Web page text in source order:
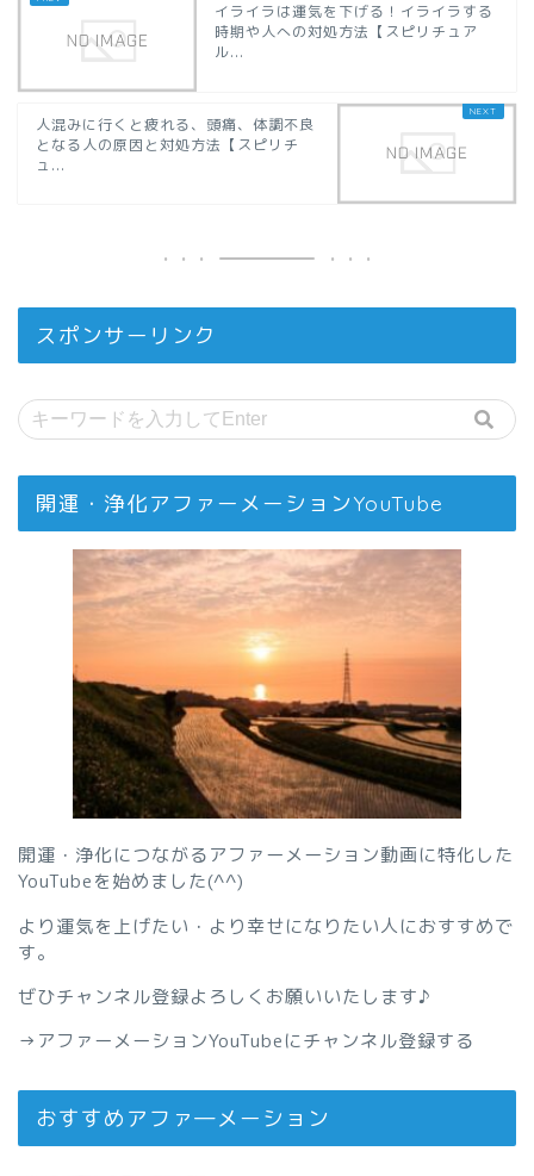
イライラは運気を下げる！イライラする
時期や人への対処方法【スピリチュア
ル...
人混みに行くと疲れる、頭痛、体調不良
となる人の原因と対処方法【スピリチ
ュ...
スポンサーリンク
開運・浄化アファーメーションYouTube
開運・浄化につながるアファーメーション動画に特化した
YouTubeを始めました(^^)
より運気を上げたい・より幸せになりたい人におすすめで
す。
ぜひチャンネル登録よろしくお願いいたします♪
→ アファーメーションYouTubeにチャンネル登録する
おすすめアファ―メーション